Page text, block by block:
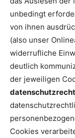
unbedingt
von ihnen
(also unser
widerrufliche
deutlich
der jeweiligen
Cookies